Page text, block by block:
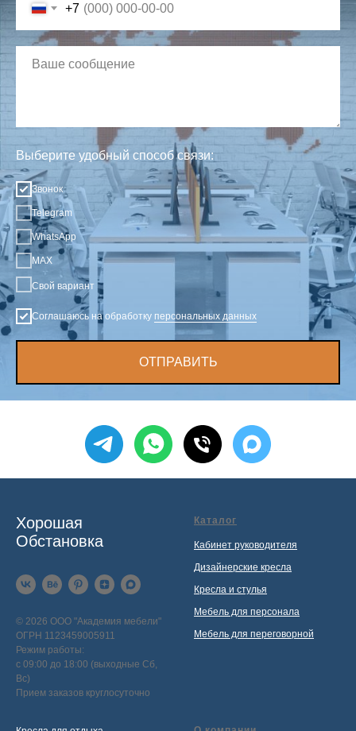
+7
Выберите удобный способ связи:
Звонок
Telegram
WhatsApp
MAX
Свой вариант
Соглашаюсь на обработку персональных данных
ОТПРАВИТЬ
Хорошая
Обстановка
© 2026 ООО "Академия мебели"
ОГРН 1123459005911
Режим работы:
с 09:00 до 18:00 (выходные Сб,
Вс)
Прием заказов круглосуточно
Каталог
Кабинет руководителя
Дизайнерские кресла
Кресла и стулья
Мебель для персонала
Мебель для переговорной